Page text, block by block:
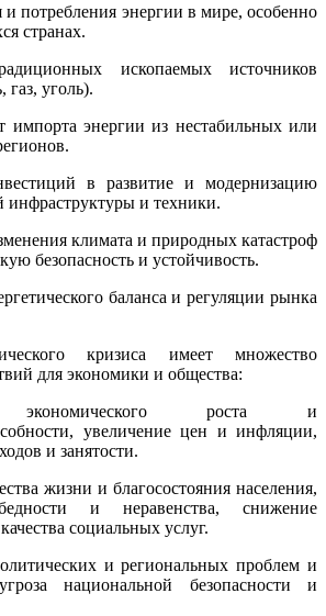
и потребления энергии в мире, особенно
странах.
ископаемых источников
газ, уголь).
импорта энергии из нестабильных или
в развитие и модернизацию
инфраструктуры и техники.
климата и природных катастроф
безопасность и устойчивость.
баланса и регуляции рынка
кризиса имеет множество
для экономики и общества:
экономического роста и
увеличение цен и инфляции,
и занятости.
жизни и благосостояния населения,
и неравенства, снижение
социальных услуг.
и региональных проблем и
национальной безопасности и